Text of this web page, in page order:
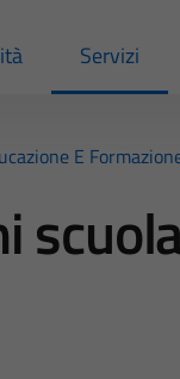
Servizi
E